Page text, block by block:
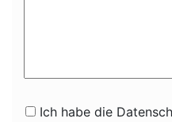
Ich habe die